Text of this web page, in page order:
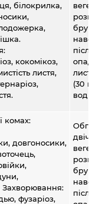
білокрилка,
кокомікоз,
листя,
бруньок
навесні
після
листя
(30 мл
води).
комах:
довгоносики,
фузаріоз,
двічі за
бруньок
навесні
після